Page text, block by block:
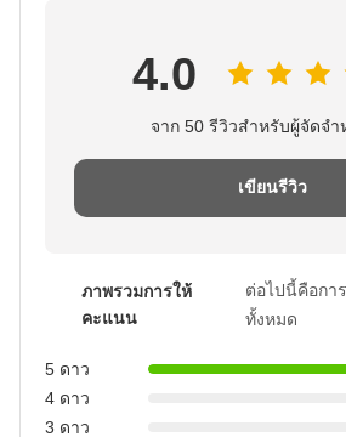
4.0
จาก 50 รีวิวสําหรับผู้จัดจํ
เขียนรีวิว
ภาพรวมการให้
คะแนน
ต่อไปนี้คือกา
ทั้งหมด
5 ดาว
4 ดาว
3 ดาว